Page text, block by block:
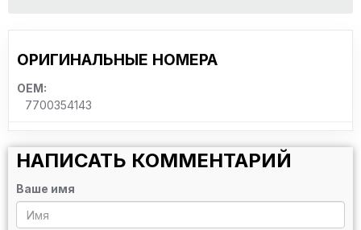
ОРИГИНАЛЬНЫЕ НОМЕРА
OEM:
7700354143
НАПИСАТЬ КОММЕНТАРИЙ
Ваше имя